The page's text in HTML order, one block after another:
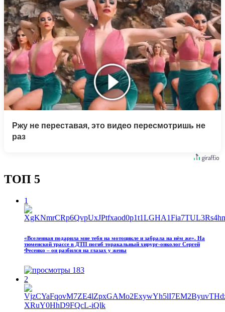
Ржу не переставая, это видео пересмотришь не
раз
ТОП 5
1
«Вселенная подарила мне тебя на мотоцикле и забрала на нём же». На
тюменской трассе в ДТП погиб торакальный хирург-онколог Сергей
Фесенко – он разбился на глазах у жены
183
2